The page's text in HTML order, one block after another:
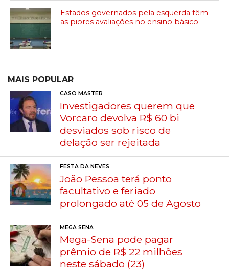
Estados governados pela esquerda têm
as piores avaliações no ensino básico
MAIS POPULAR
CASO MASTER
Investigadores querem que
Vorcaro devolva R$ 60 bi
desviados sob risco de
delação ser rejeitada
FESTA DA NEVES
João Pessoa terá ponto
facultativo e feriado
prolongado até 05 de Agosto
MEGA SENA
Mega-Sena pode pagar
prêmio de R$ 22 milhões
neste sábado (23)